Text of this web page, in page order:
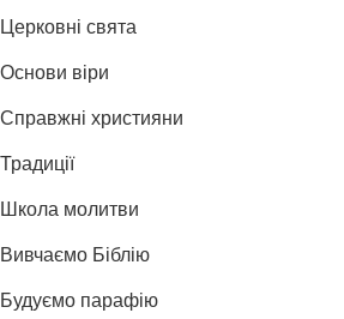
Церковні свята
Основи віри
Справжні християни
Традиції
Школа молитви
Вивчаємо Біблію
Будуємо парафію